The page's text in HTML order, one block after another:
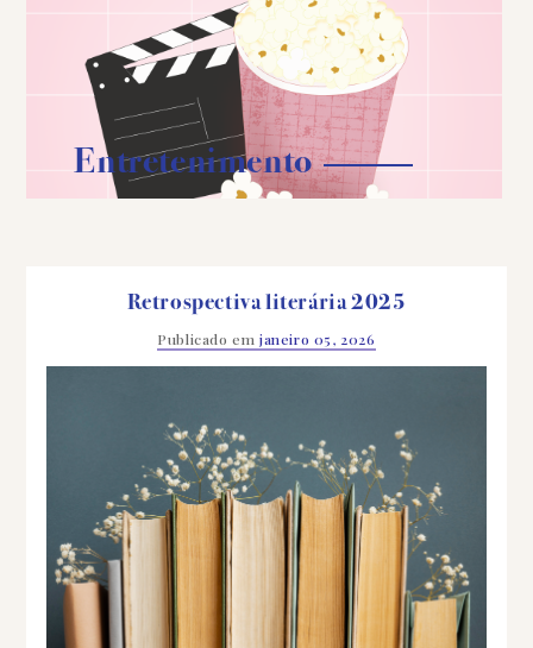
Entretenimento
Retrospectiva literária 2025
Publicado emjaneiro 05, 2026